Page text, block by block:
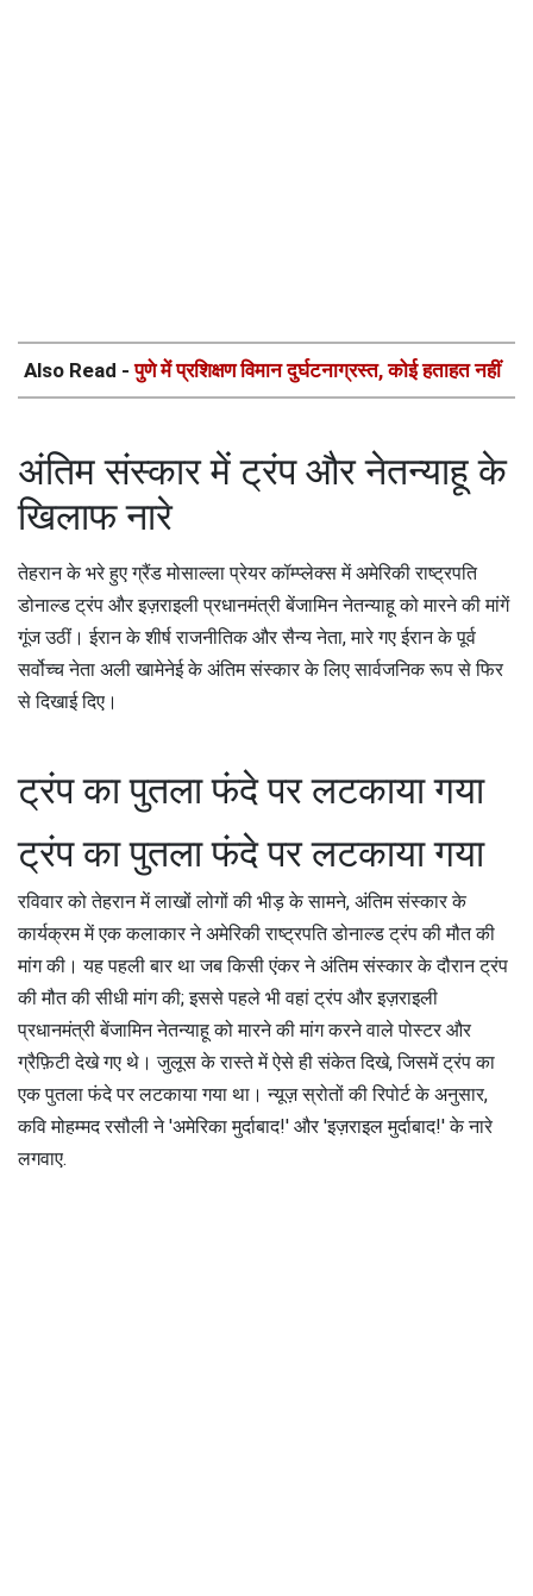
Also Read -पुणे में प्रशिक्षण विमान दुर्घटनाग्रस्त, कोई हताहत नहीं
अंतिम संस्कार में ट्रंप और नेतन्याहू के
खिलाफ नारे
तेहरान के भरे हुए ग्रैंड मोसाल्ला प्रेयर कॉम्प्लेक्स में अमेरिकी राष्ट्रपति
डोनाल्ड ट्रंप और इज़राइली प्रधानमंत्री बेंजामिन नेतन्याहू को मारने की मांगें
गूंज उठीं। ईरान के शीर्ष राजनीतिक और सैन्य नेता, मारे गए ईरान के पूर्व
सर्वोच्च नेता अली खामेनेई के अंतिम संस्कार के लिए सार्वजनिक रूप से फिर
से दिखाई दिए।
ट्रंप का पुतला फंदे पर लटकाया गया
ट्रंप का पुतला फंदे पर लटकाया गया
रविवार को तेहरान में लाखों लोगों की भीड़ के सामने, अंतिम संस्कार के
कार्यक्रम में एक कलाकार ने अमेरिकी राष्ट्रपति डोनाल्ड ट्रंप की मौत की
मांग की। यह पहली बार था जब किसी एंकर ने अंतिम संस्कार के दौरान ट्रंप
की मौत की सीधी मांग की; इससे पहले भी वहां ट्रंप और इज़राइली
प्रधानमंत्री बेंजामिन नेतन्याहू को मारने की मांग करने वाले पोस्टर और
ग्रैफ़िटी देखे गए थे। जुलूस के रास्ते में ऐसे ही संकेत दिखे, जिसमें ट्रंप का
एक पुतला फंदे पर लटकाया गया था। न्यूज़ स्रोतों की रिपोर्ट के अनुसार,
कवि मोहम्मद रसौली ने 'अमेरिका मुर्दाबाद!' और 'इज़राइल मुर्दाबाद!' के नारे
लगवाए.